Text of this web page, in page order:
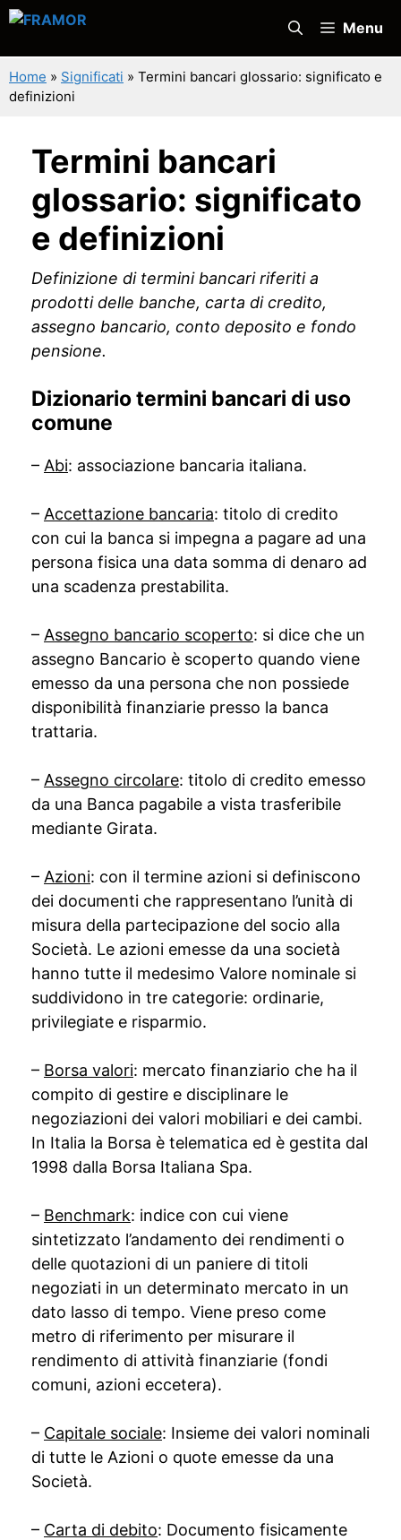
Vai
contenuto
Menu
Home » Significati » Termini bancari glossario: significato e
definizioni
Termini bancari
glossario: significato
e definizioni
Definizione di termini bancari riferiti a
prodotti delle banche, carta di credito,
assegno bancario, conto deposito e fondo
pensione.
Dizionario termini bancari di uso
comune
– Abi: associazione bancaria italiana.
– Accettazione bancaria: titolo di credito
con cui la banca si impegna a pagare ad una
persona fisica una data somma di denaro ad
una scadenza prestabilita.
– Assegno bancario scoperto: si dice che un
assegno Bancario è scoperto quando viene
emesso da una persona che non possiede
disponibilità finanziarie presso la banca
trattaria.
– Assegno circolare: titolo di credito emesso
da una Banca pagabile a vista trasferibile
mediante Girata.
– Azioni: con il termine azioni si definiscono
dei documenti che rappresentano l’unità di
misura della partecipazione del socio alla
Società. Le azioni emesse da una società
hanno tutte il medesimo Valore nominale si
suddividono in tre categorie: ordinarie,
privilegiate e risparmio.
– Borsa valori: mercato finanziario che ha il
compito di gestire e disciplinare le
negoziazioni dei valori mobiliari e dei cambi.
In Italia la Borsa è telematica ed è gestita dal
1998 dalla Borsa Italiana Spa.
– Benchmark: indice con cui viene
sintetizzato l’andamento dei rendimenti o
delle quotazioni di un paniere di titoli
negoziati in un determinato mercato in un
dato lasso di tempo. Viene preso come
metro di riferimento per misurare il
rendimento di attività finanziarie (fondi
comuni, azioni eccetera).
– Capitale sociale: Insieme dei valori nominali
di tutte le Azioni o quote emesse da una
Società.
– Carta di debito: Documento fisicamente